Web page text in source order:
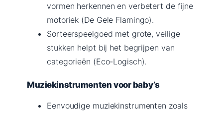
vormen herkennen en verbetert de fijne
motoriek (De Gele Flamingo).
Sorteerspeelgoed met grote, veilige
stukken helpt bij het begrijpen van
categorieën (Eco-Logisch).
Muziekinstrumenten voor baby’s
Eenvoudige muziekinstrumenten zoals